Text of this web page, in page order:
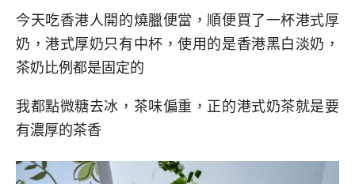
今天吃香港人開的燒臘便當，順便買了一杯港式厚
奶，港式厚奶只有中杯，使用的是香港黑白淡奶，
茶奶比例都是固定的
我都點微糖去冰，茶味偏重，正的港式奶茶就是要
有濃厚的茶香